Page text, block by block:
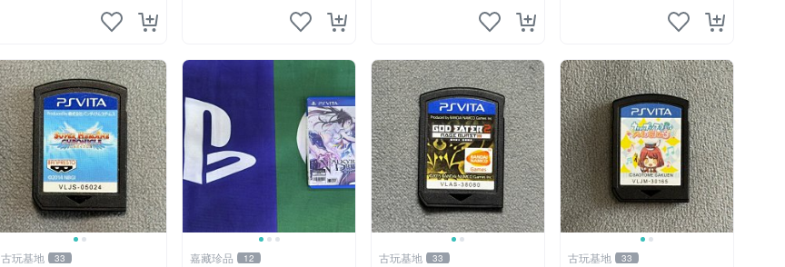
古玩基地 33 嘉藏珍品 12 古玩基地 33 古玩基地 33